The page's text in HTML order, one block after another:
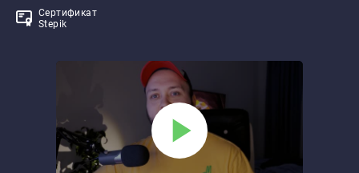
Сертификат
Stepik